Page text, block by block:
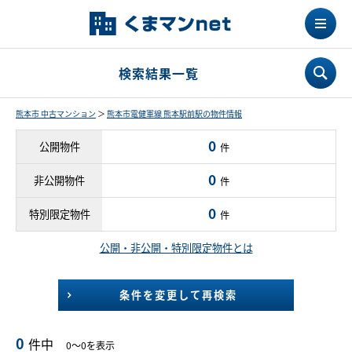
検索結果一覧
熊本市 中古マンション ＞ 熊本市電健軍線 熊本駅前駅の物件情報
公開物件 0 件
非公開物件 0 件
特別限定物件 0 件
公開・非公開・特別限定物件とは
条件を変更して再検索
0 件中 0～0を表示